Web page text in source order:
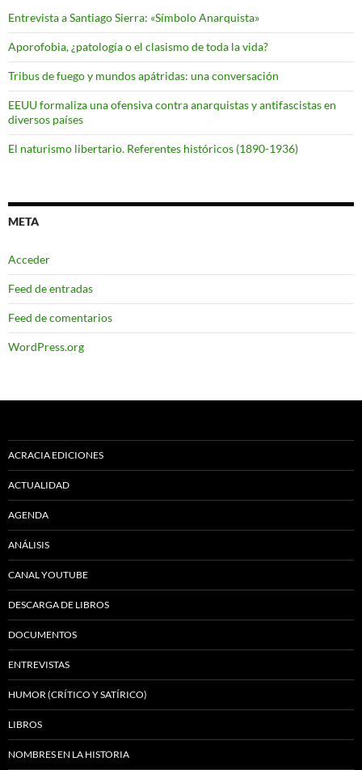
Entrevista a Santiago Sierra: «Símbolo Anarquista»
Aporofobia, ¿patología o el clasismo de toda la vida?
Tribus de fuego y mundos apátridas: una conversación
EEUU formaliza una ofensiva contra anarquistas y antifascistas en
diversos países
El naturismo libertario. Referentes históricos (1890-1936)
META
Acceder
Feed de entradas
Feed de comentarios
WordPress.org
ACRACIA EDICIONES
ACTUALIDAD
AGENDA
ANÁLISIS
CANAL YOUTUBE
DESCARGA DE LIBROS
DOCUMENTOS
ENTREVISTAS
HUMOR (CRÍTICO Y SATÍRICO)
LIBROS
NOMBRES EN LA HISTORIA